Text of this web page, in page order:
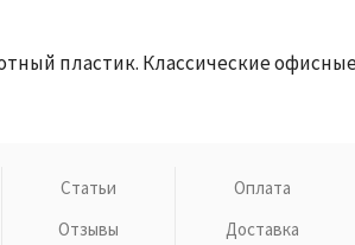
пластик. Классические
Статьи
Отзывы
Оплата
Доставка